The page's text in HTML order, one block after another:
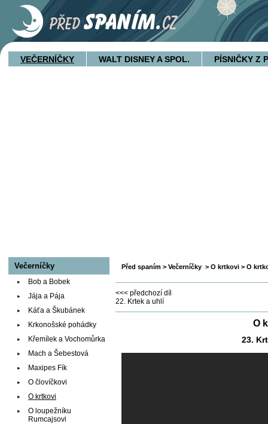
VEČERNÍČKY WALT DISNEY A SPOL. PÍSNIČKY Z
Před spaním > Večerníčky > O krtkovi > O
<<< předchozí díl
22. Krtek a uhlí
O
23.
Večerníčky
Bob a Bobek
Jája a Pája
Káťa a Škubánek
Krkonošské pohádky
Křemílek a Vochomůrka
Mach a Šebestová
Maxipes Fík
O človíčkovi
O krtkovi
O loupežníku
Rumcajsovi